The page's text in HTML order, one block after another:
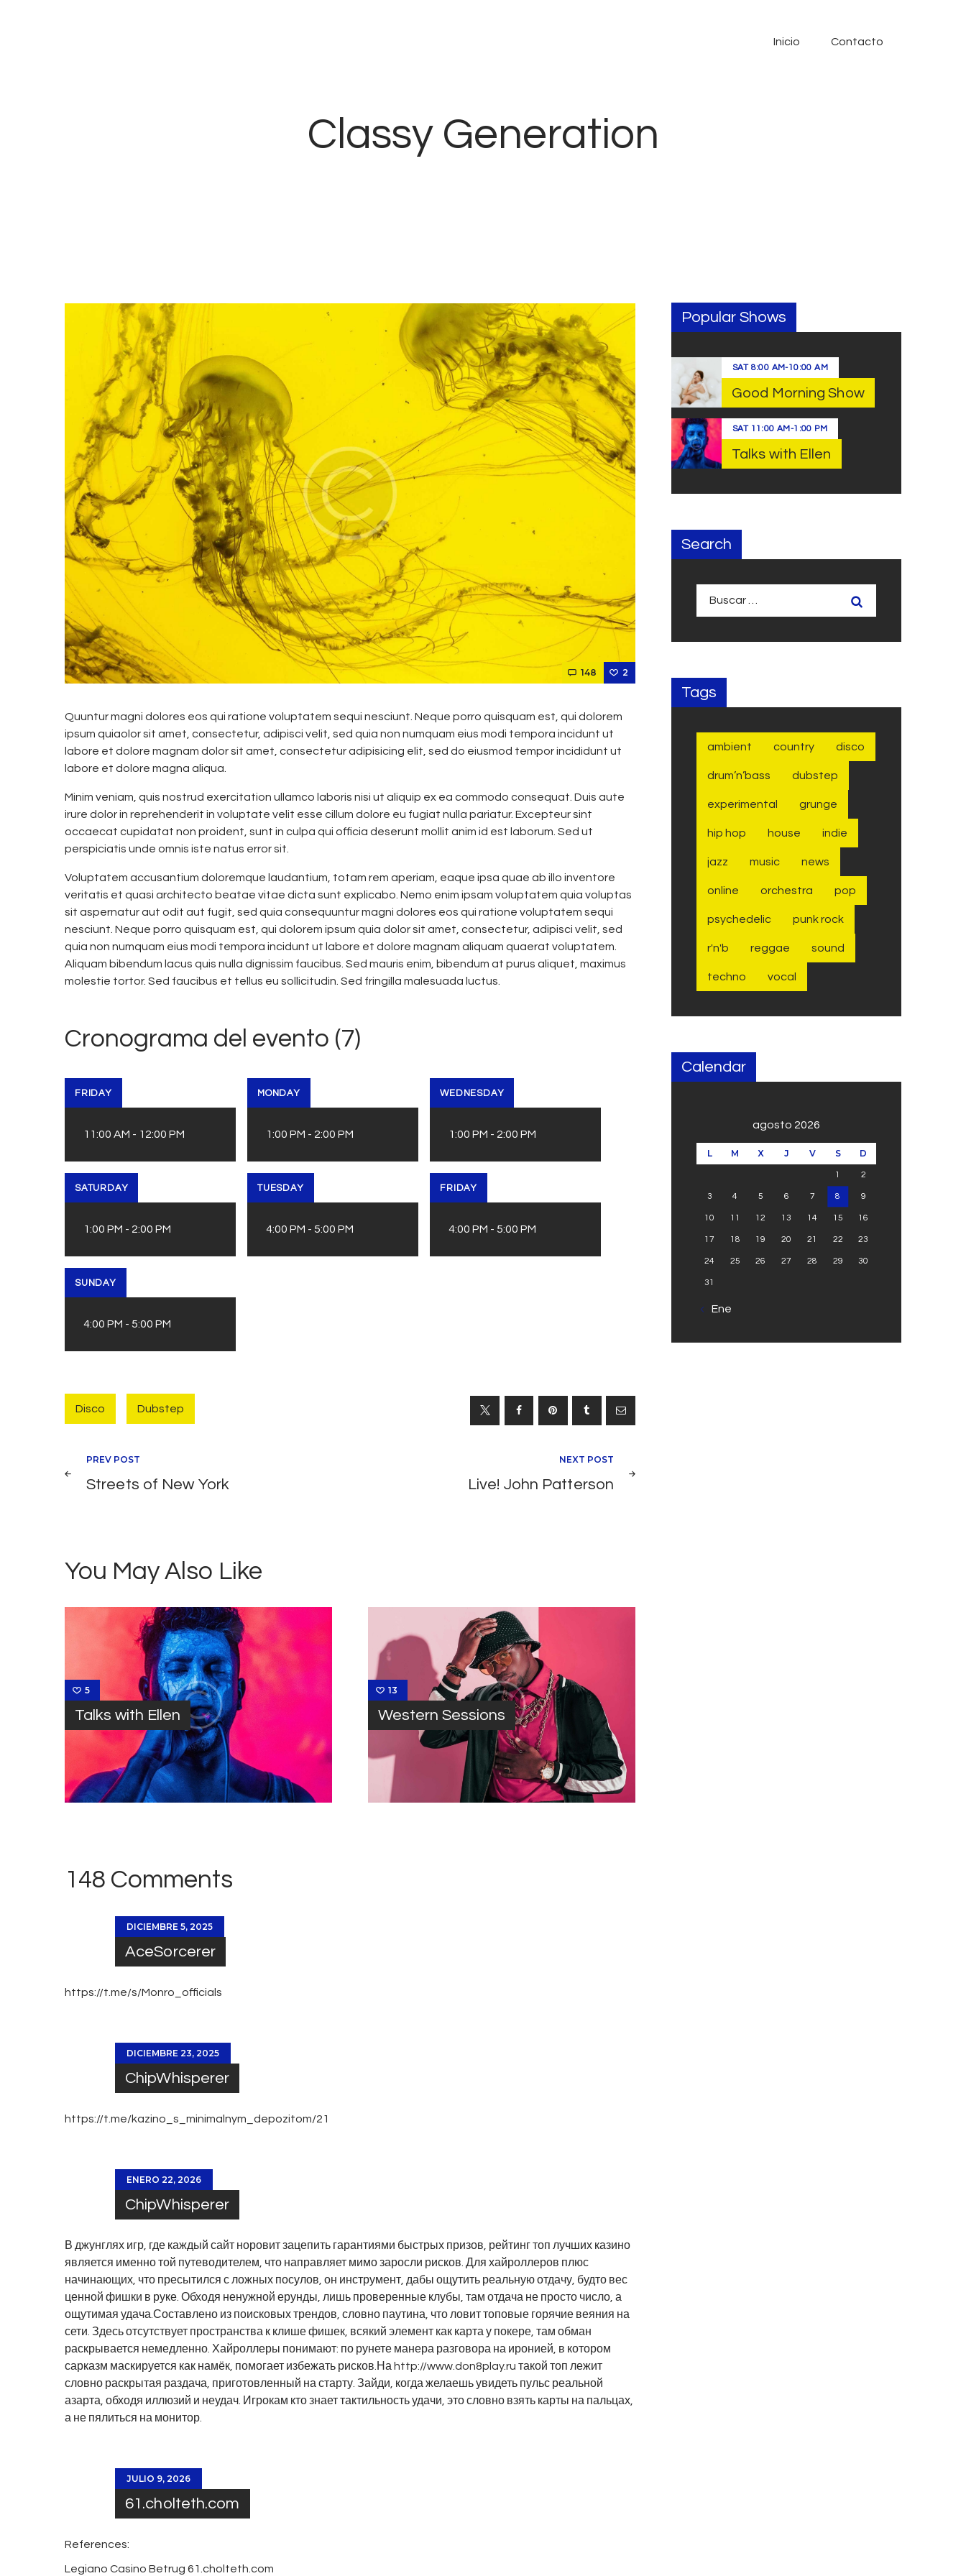
Inicio Contacto
Classy Generation
148 2
Quuntur magni dolores eos qui ratione voluptatem sequi nesciunt. Neque porro quisquam est, qui dolorem
ipsum quiaolor sit amet, consectetur, adipisci velit, sed quia non numquam eius modi tempora incidunt ut
labore et dolore magnam dolor sit amet, consectetur adipisicing elit, sed do eiusmod tempor incididunt ut
labore et dolore magna aliqua.
Minim veniam, quis nostrud exercitation ullamco laboris nisi ut aliquip ex ea commodo consequat. Duis aute
irure dolor in reprehenderit in voluptate velit esse cillum dolore eu fugiat nulla pariatur. Excepteur sint
occaecat cupidatat non proident, sunt in culpa qui officia deserunt mollit anim id est laborum. Sed ut
perspiciatis unde omnis iste natus error sit.
Voluptatem accusantium doloremque laudantium, totam rem aperiam, eaque ipsa quae ab illo inventore
veritatis et quasi architecto beatae vitae dicta sunt explicabo. Nemo enim ipsam voluptatem quia voluptas
sit aspernatur aut odit aut fugit, sed quia consequuntur magni dolores eos qui ratione voluptatem sequi
nesciunt. Neque porro quisquam est, qui dolorem ipsum quia dolor sit amet, consectetur, adipisci velit, sed
quia non numquam eius modi tempora incidunt ut labore et dolore magnam aliquam quaerat voluptatem.
Aliquam bibendum lacus quis nulla dignissim faucibus. Sed mauris enim, bibendum at purus aliquet, maximus
molestie tortor. Sed faucibus et tellus eu sollicitudin. Sed fringilla malesuada luctus.
Cronograma del evento (7)
FRIDAY
11:00 AM - 12:00 PM
MONDAY
1:00 PM - 2:00 PM
WEDNESDAY
1:00 PM - 2:00 PM
SATURDAY
1:00 PM - 2:00 PM
TUESDAY
4:00 PM - 5:00 PM
FRIDAY
4:00 PM - 5:00 PM
SUNDAY
4:00 PM - 5:00 PM
Disco Dubstep
Navegación
PREV POST
Streets of New York
NEXT POST
Live! John Patterson
You May Also Like
5
Talks with Ellen
13
Western Sessions
148 Comments
DICIEMBRE 5, 2025
AceSorcerer
https://t.me/s/Monro_officials
DICIEMBRE 23, 2025
ChipWhisperer
https://t.me/kazino_s_minimalnym_depozitom/21
ENERO 22, 2026
ChipWhisperer
В джунглях игр, где каждый сайт норовит зацепить гарантиями быстрых призов, рейтинг топ лучших казино
является именно той путеводителем, что направляет мимо заросли рисков. Для хайроллеров плюс
начинающих, что пресытился с ложных посулов, он инструмент, дабы ощутить реальную отдачу, будто вес
ценной фишки в руке. Обходя ненужной ерунды, лишь проверенные клубы, там отдача не просто число, а
ощутимая удача.Составлено из поисковых трендов, словно паутина, что ловит топовые горячие веяния на
сети. Здесь отсутствует пространства к клише фишек, всякий элемент как карта у покере, там обман
раскрывается немедленно. Хайроллеры понимают: по рунете манера разговора на иронией, в котором
сарказм маскируется как намёк, помогает избежать рисков.На http://www.don8play.ru такой топ лежит
словно раскрытая раздача, приготовленный на старту. Зайди, когда желаешь увидеть пульс реальной
азарта, обходя иллюзий и неудач. Игрокам кто знает тактильность удачи, это словно взять карты на пальцах,
а не пялиться на монитор.
JULIO 9, 2026
61.cholteth.com
References:
Legiano Casino Betrug 61.cholteth.com
Popular Shows
SAT 8:00 AM-10:00 AM
Good Morning Show
SAT 11:00 AM-1:00 PM
Talks with Ellen
Search
Tags
ambient country disco
drum’n’bass dubstep
experimental grunge
hip hop house indie
jazz music news
online orchestra pop
psychedelic punk rock
r'n'b reggae sound
techno vocal
Calendar
agosto 2026
L M X J V S D
1 2
3 4 5 6 7 8 9
10 11 12 13 14 15 16
17 18 19 20 21 22 23
24 25 26 27 28 29 30
31
« Ene